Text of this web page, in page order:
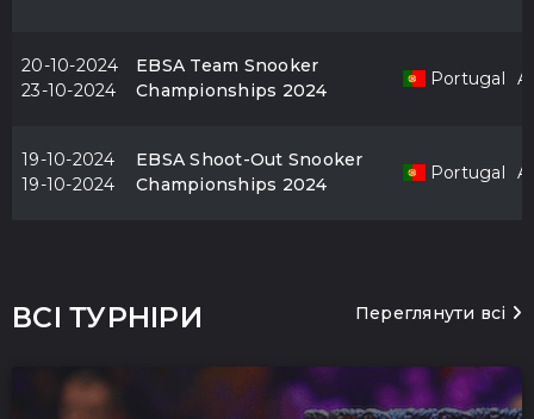
20-10-2024
23-10-2024
EBSA Team Snooker
Championships 2024
Portugal
19-10-2024
19-10-2024
EBSA Shoot-Out Snooker
Championships 2024
Portugal
ВСІ ТУРНІРИ Переглянути всі